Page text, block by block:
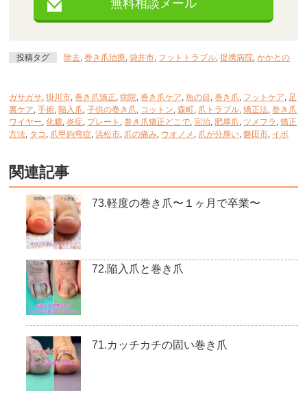
無料相談メール
投稿タグ 除去 ,巻き爪治療 ,袋井市 フットトラブル ,提携病院 ,かかとの
ガサガサ ,掛川市 ,巻き爪矯正 ,病院 ,巻き爪ケア ,魚の目 ,巻き爪 フットケア
足
裏ケア ,手術 ,陥入爪 ,子供の巻き爪 コットン ,森町 爪トラブル ,矯正法 ,巻き爪
ワイヤー ,化膿 ,炎症 プレート ,巻き爪矯正どこで ,完治 肥厚爪 ツメフラ ,矯正
方法 タコ 爪甲鉤弯症 ,浜松市 爪の痛み ウオノメ 爪が分厚い ,磐田市 イボ
関連記事
73.軽度の巻き爪〜１ヶ月で卒業〜
72.陥入爪と巻き爪
71.カッチカチの固い巻き爪